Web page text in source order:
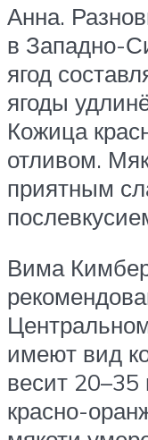
Анна.
в Западно-
ягод
ягоды
Кожица
отливом.
приятным
Вима
имеют вид
весит 20–35
красно-